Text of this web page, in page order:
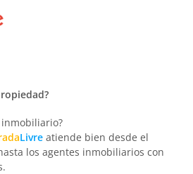
Livre atiende bien desde el
los agentes inmobiliarios con